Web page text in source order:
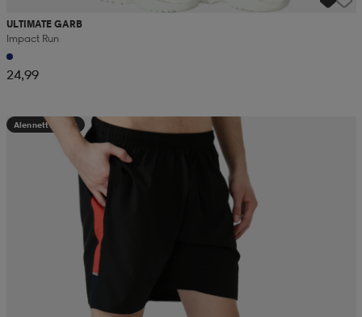
ULTIMATE GARB
Impact Run
24,99
Alennettu hinta